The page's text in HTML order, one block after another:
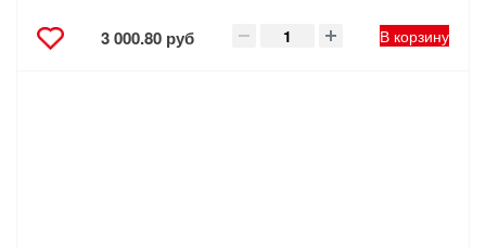
3 000.80 руб В корзину